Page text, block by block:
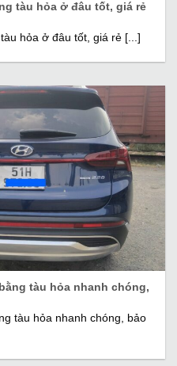
tàu hỏa ở đâu tốt, giá rẻ
hỏa ở đâu tốt, giá rẻ [...]
tàu hỏa nhanh chóng,
tàu hỏa nhanh chóng, bảo